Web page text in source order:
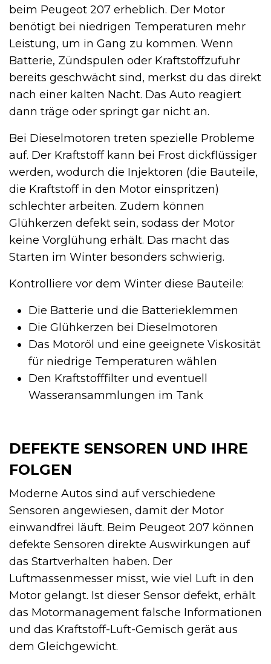
beim Peugeot 207 erheblich. Der Motor
benötigt bei niedrigen Temperaturen mehr
Leistung, um in Gang zu kommen. Wenn
Batterie, Zündspulen oder Kraftstoffzufuhr
bereits geschwächt sind, merkst du das direkt
nach einer kalten Nacht. Das Auto reagiert
dann träge oder springt gar nicht an.
Bei Dieselmotoren treten spezielle Probleme
auf. Der Kraftstoff kann bei Frost dickflüssiger
werden, wodurch die Injektoren (die Bauteile,
die Kraftstoff in den Motor einspritzen)
schlechter arbeiten. Zudem können
Glühkerzen defekt sein, sodass der Motor
keine Vorglühung erhält. Das macht das
Starten im Winter besonders schwierig.
Kontrolliere vor dem Winter diese Bauteile:
Die Batterie und die Batterieklemmen
Die Glühkerzen bei Dieselmotoren
Das Motoröl und eine geeignete Viskosität
für niedrige Temperaturen wählen
Den Kraftstofffilter und eventuell
Wasseransammlungen im Tank
DEFEKTE SENSOREN UND IHRE
FOLGEN
Moderne Autos sind auf verschiedene
Sensoren angewiesen, damit der Motor
einwandfrei läuft. Beim Peugeot 207 können
defekte Sensoren direkte Auswirkungen auf
das Startverhalten haben. Der
Luftmassenmesser misst, wie viel Luft in den
Motor gelangt. Ist dieser Sensor defekt, erhält
das Motormanagement falsche Informationen
und das Kraftstoff-Luft-Gemisch gerät aus
dem Gleichgewicht.